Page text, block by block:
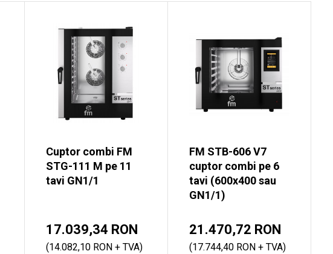
Cuptor combi FM
STG-111 M pe 11
tavi GN1/1
17.039,34 RON
(14.082,10 RON + TVA)
FM STB-606 V7
cuptor combi pe 6
tavi (600x400 sau
GN1/1)
21.470,72 RON
(17.744,40 RON + TVA)